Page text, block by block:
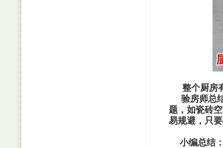
整个厨房
验房师总
题，如瓷砖
易规避，只
小编总结：